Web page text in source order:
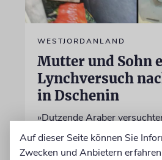
WESTJORDANLAND
Mutter und Sohn
Lynchversuch
in Dschenin
»Dutzende Araber
öffnen, warfen Steine auf
uns anzuhalten«, sagt die Frau
Auf dieser Seite können Sie
Zwecken und Anbietern